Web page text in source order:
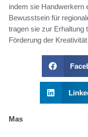
indem sie Handwerkern
Bewusstsein für
tragen sie zur Erhaltung
Förderung der
Mas